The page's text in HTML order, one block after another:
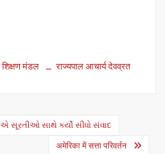
शिक्षण मंडल राज्यपाल आचार्य देवव्रत
સૂરતીઓ સાથે કર્યો સીધો સંવાદ
अमेरिका में सत्ता परिवर्तन